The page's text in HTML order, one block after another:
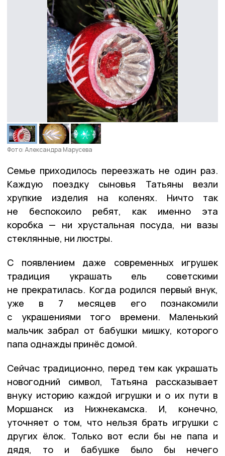
Фото: Александра Марусева
Семье приходилось переезжать не один раз.
Каждую поездку сыновья Татьяны везли
хрупкие изделия на коленях. Ничто так
не беспокоило ребят, как именно эта
коробка — ни хрустальная посуда, ни вазы
стеклянные, ни люстры.
С появлением даже современных игрушек
традиция украшать ель советскими
не прекратилась. Когда родился первый внук,
уже в 7 месяцев его познакомили
с украшениями того времени. Маленький
мальчик забрал от бабушки мишку, которого
папа однажды принёс домой.
Сейчас традиционно, перед тем как украшать
новогодний символ, Татьяна рассказывает
внуку историю каждой игрушки и о их пути в
Моршанск из Нижнекамска. И, конечно,
уточняет о том, что нельзя брать игрушки с
других ёлок. Только вот если бы не папа и
дядя, то и бабушке было бы нечего